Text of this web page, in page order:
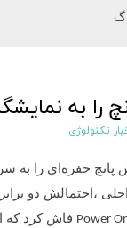
نمایشگر آیفون
تکنولوژی
،احتمالش دو
Power فاش کرد که